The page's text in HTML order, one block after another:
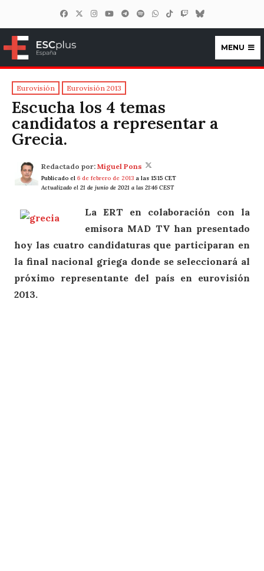
ESCplus España
MENU
Eurovisión Eurovisión 2013
Escucha los 4 temas
candidatos a representar a
Grecia.
Redactado por: Miguel Pons
Publicado el 6 de febrero de 2013 a las 15:15 CET
Actualizado el 21 de junio de 2021 a las 21:46 CEST
La ERT en colaboración con la
emisora MAD TV han presentado
hoy las cuatro candidaturas que participaran en
la final nacional griega donde se seleccionará al
próximo representante del país en eurovisión
2013.